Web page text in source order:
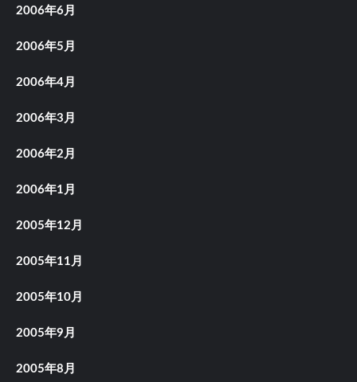
2006年6月
2006年5月
2006年4月
2006年3月
2006年2月
2006年1月
2005年12月
2005年11月
2005年10月
2005年9月
2005年8月